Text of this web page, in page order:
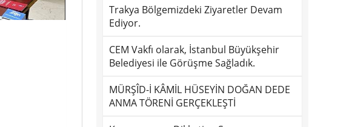
Trakya Bölgemizdeki Ziyaretler Devam
Ediyor.
CEM Vakfı olarak, İstanbul Büyükşehir
Belediyesi ile Görüşme Sağladık.
MÜRŞÎD-İ KÂMİL HÜSEYİN DOĞAN DEDE
ANMA TÖRENİ GERÇEKLEŞTİ